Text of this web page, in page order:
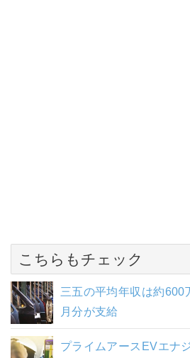
こちらもチェック
三五の平均年収は約600
月分が支給
プライムアースEVエナ